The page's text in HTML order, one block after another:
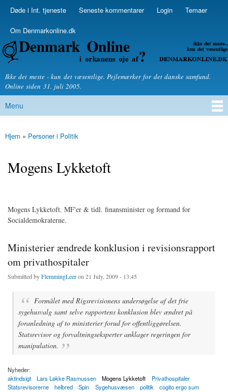
Skip to
Secondary menu
Døde i Int. tjeneste Seneste kommentarer Login Temaer
Om Denmarkonline.dk
Denmarkonline.dk - blognyheder om politik
Ikke det meste - kun det væsentlige. Pejlemærker for det danske samfund.
Online siden 31. juli 2005.
Main menu
Menu
You are here
Hjem » Personer i Politik
Mogens Lykketoft
Mogens Lykketoft. MF'er & tidl. finansminister og formand for
Socialdemokraterne.
Ministerier ændrede konklusion i revisionsrapport
om privathospitaler
Submitted byFlemmingLeeron 21 July, 2009 - 13:45
Formålet med Rigsrevisionens undersøgelse af det frie
sygehusvalg samt selve rapportens konklusion blev ændret på
foranledning af to ministerier forud for offentliggørelsen.
Statsrevisor og forvaltningseksperter anklager regeringen for
manipulation.
Nyheder:
aktindsigt
Lars Løkke Rasmussen Mogens Lykketoft
Privathospitaler
Statsrevisorerne
helbred Spin Sygehusvæsen politik cogito ergo sum